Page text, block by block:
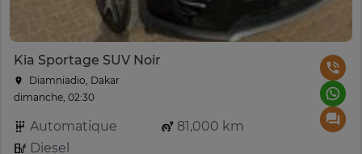
Kia Sportage SUV Noir
Diamniadio, Dakar
dimanche, 02:30
Automatique
81,000 km
Diesel